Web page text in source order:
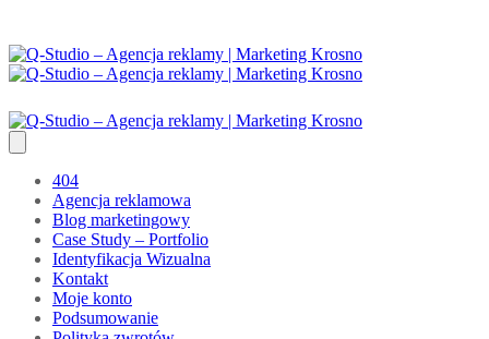
404
Agencja reklamowa
Blog marketingowy
Case Study – Portfolio
Identyfikacja Wizualna
Kontakt
Moje konto
Podsumowanie